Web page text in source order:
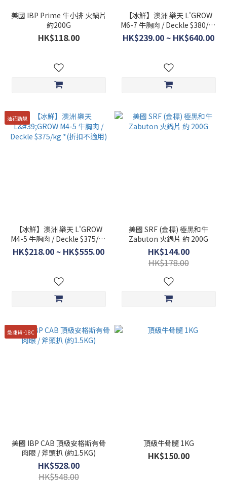
美國 IBP Prime 牛小排 火鍋片
約200G
HK$118.00
【冰鮮】澳洲 樂天 L'GROW
M6-7 牛胸肉 / Deckle $380/kg
*(折扣不適用)
HK$239.00 ~ HK$640.00
油花勁靚
【冰鮮】澳洲 樂天 L'GROW
M4-5 牛胸肉 / Deckle $375/kg
*(折扣不適用)
HK$218.00 ~ HK$555.00
美國 SRF (金標) 極黑和牛
Zabuton 火鍋片 約 200G
HK$144.00
HK$178.00
急凍貨 -18C
美國 IBP CAB 頂級安格斯有骨
肉眼 / 斧頭扒 (約1.5KG)
HK$528.00
HK$548.00
頂級牛骨髓 1KG
HK$150.00